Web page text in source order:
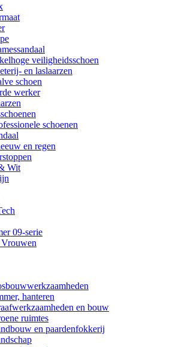
veiligheidsschoen
en laslaarzen
schoen
werker
schoenen
en regen
Wit
09-serie
hanteren
en bouw
ruimtes
en paardenfokkerij